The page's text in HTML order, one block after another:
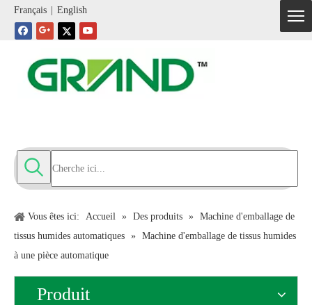
Français English
Vous êtes ici: Accueil » Des produits » Machine d'emballage de
tissus humides automatiques » Machine d'emballage de tissus humides
à une pièce automatique
Produit